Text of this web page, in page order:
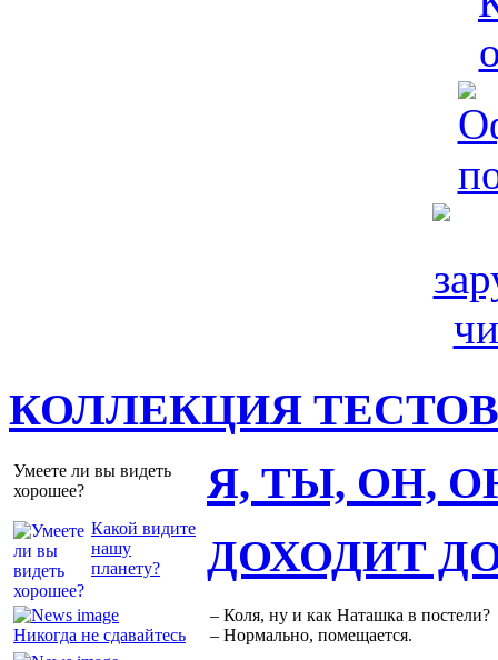
КОЛЛЕКЦИЯ ТЕСТОВ
Умеете ли вы видеть
хорошее?
Какой видите
нашу
планету?
Я, ТЫ, ОН,
Никогда не сдавайтесь
ДОХОДИТ
– Коля, ну и как Наташка в постели?
– Нормально, помещается.